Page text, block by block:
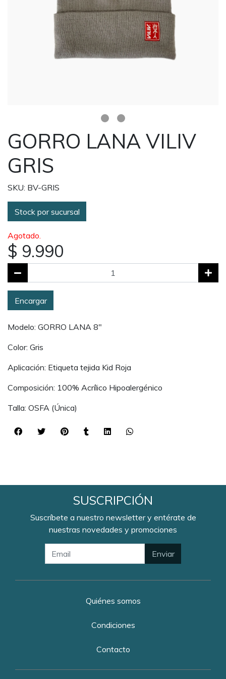
GORRO LANA VILIV
GRIS
SKU: BV-GRIS
Stock por sucursal
Agotado.
$ 9.990
Encargar
Modelo: GORRO LANA 8"
Color: Gris
Aplicación: Etiqueta tejida Kid Roja
Composición: 100% Acrílico Hipoalergénico
Talla: OSFA (Única)
SUSCRIPCIÓN
Suscríbete a nuestro newsletter y entérate de
nuestras novedades y promociones
Enviar
Quiénes somos
Condiciones
Contacto